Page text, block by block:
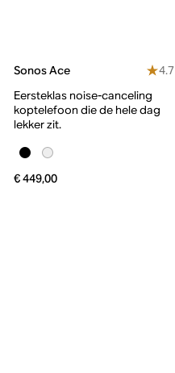
Sonos Ace
4.7
Eersteklas noise-canceling
koptelefoon die de hele dag
lekker zit.
€ 449,00